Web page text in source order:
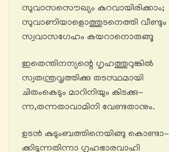
സുവാസസൌഖ്യം കുറവായിരിക്കാം;
സുവാണിയാളൊത്തുടനെത്തി വീണ്ടും
സ്വവാസഗേഹം കയറാനൊരുങ്ങൂ
ഇതെന്തിനന്യന്റെ ഗൃഹത്തുറുങ്കിൽ
സ്വതന്ത്രവൃത്തിക്കു തടസ്ഥമായി
ചിതംകെടും മാറിനിയും കിടക്കു-
ന്ന,തന്നതാവാമിനി വേണ്ടതാനും.
ഉടൻ കുടുംബത്തിനെയിങ്ങു കൊണ്ടാ-
ക്കിടുന്നതിന്നാ ഗൃഹഭാരവാഹി